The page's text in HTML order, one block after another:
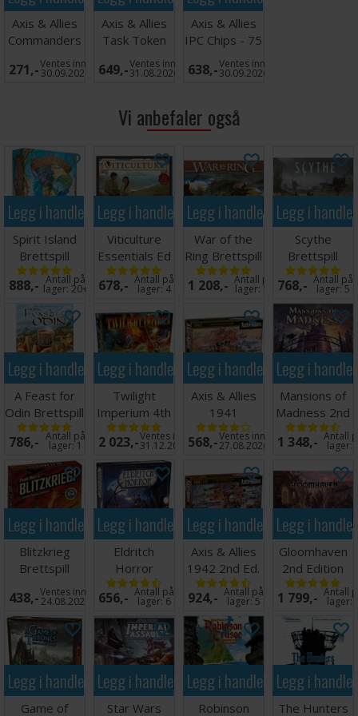
opplevelse!
Axis & Allies
Commanders
Expansion
271,-Ventes inn
30.09.2026
Axis & Allies
Task Token
Pack Set
649,-Ventes inn
31.08.2026
Axis & Allies
IPC Chips - 75
stk
638,-Ventes inn
30.09.2026
Vi anbefaler også
Legg i handlekurven
Spirit Island
Brettspill
888,- Antall på
lager: 20+
Legg i handlekurven
Viticulture
Essentials Ed
Brettspill
678,- Antall på
lager:4
Legg i handlekurven
War of the
Ring Brettspill
1 208,- Antall på
lager: 11
Legg i
Scythe
Brettspill
768,- Antall på
lager:5
Legg i handlekurven
A Feast for
Odin Brettspill
786,- Antall på
lager:1
Legg i handlekurven
Twilight
Imperium 4th
Edition
Brettspill
2 023,-Ventes inn
31.12.2026
Legg i handlekurven
Axis & Allies
1941
Brettspill
568,-Ventes inn
27.08.2026
Legg i
Mansions of
Madness 2nd
Edition
1 348,- Antall
lager:
Legg i handlekurven
Blitzkrieg
Brettspill
438,-Ventes inn
24.08.2026
Legg i handlekurven
Eldritch
Horror
Brettspill
656,- Antall på
lager:6
Legg i handlekurven
Axis & Allies
1942 2nd Ed.
Brettspill
924,- Antall på
lager:5
Legg i
Gloomhaven
2nd Edition
Brettspill
1 799,- Antall
lager:
Legg i handlekurven
Game of
Legg i handlekurven
Star Wars
Legg i handlekurven
Robinson
Legg i
The Hunters